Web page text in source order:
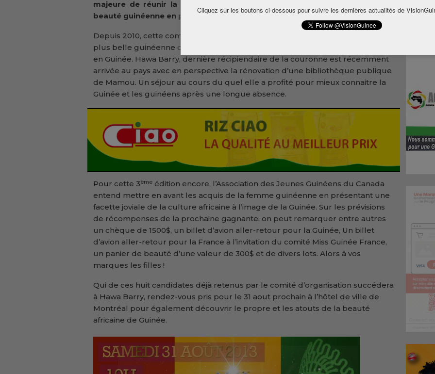
majeure de réunir la communauté africaine autour de la culture et de la
beauté guinéenne en particulier.
Depuis 2010, cette compétition de beauté physique et morale permet d’élire la
plus belle guinéenne du Canada qui porte par la suite un projet humanitaire
en Guinée. Hawa Barry, dernière récipiendaire de la couronne est récemment
arrivée au pays avec en perspective la rénovation d’une bibliothèque publique
de Mamou. Un séjour au cours du quel elle a profité pour mieux connaitre la
Guinée et les guinéens après une longue absence.
Pour cette 3ème édition encore, l’Association des Jeunes Guinéens du Canada
entend mettre en avant les acquis de la femme guinéenne en présentant une
facette joviale de la culture africaine à l’image de la Guinée. Sur les prévisions
de récompenses de la prochaine gagnante, on peut remarquer entre autres
un chèque de 1500$, un billet d’avion aller-retour pour la Guinée, Un billet
d’avion aller-retour pour la France à l’invitation du comité Miss Guinée France,
un panier de beauté d’une valeur de 300$ et de divers lots. Alors à vos
marques les filles !
Qui de ces huit candidates déjà retenus par le comité d’organisation succédera
à Hawa Barry, rendez-vous pris pour le 31 aout prochain à l’hôtel de ville de
Montréal pour également découvrir le propre et les atouts de la beauté
africaine de Guinée.
Cliquez sur les boutons ci-dessous pour suivre les dernières actualités de